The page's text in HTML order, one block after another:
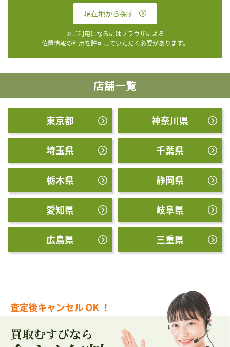
現在地から探す
※ご利用になるにはブラウザによる
位置情報の利用を許可していただく必要があります。
店舗一覧
東京都 神奈川県
埼玉県 千葉県
栃木県 静岡県
愛知県 岐阜県
広島県 三重県